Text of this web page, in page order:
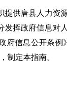
供唐县人力资
发挥政府信息对
府信息公开条例
制定本指南。